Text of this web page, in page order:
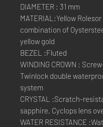
DIAMETER : 31 mm
MATERIAL:Yellow Rolesor
combination of
yellow gold
BEZEL :Fluted
WINDING CROWN :
Twinlock double
system
CRYSTAL :Scratch-
sapphire, Cyclops lens
WATER RESISTANCE